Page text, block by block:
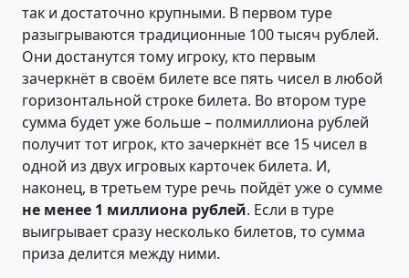
так и достаточно крупными. В первом туре
разыгрываются традиционные 100 тысяч рублей.
Они достанутся тому игроку, кто первым
зачеркнёт в своём билете все пять чисел в любой
горизонтальной строке билета. Во втором туре
сумма будет уже больше – полмиллиона рублей
получит тот игрок, кто зачеркнёт все 15 чисел в
одной из двух игровых карточек билета. И,
наконец, в третьем туре речь пойдёт уже о сумме
не менее 1 миллиона рублей. Если в туре
выигрывает сразу несколько билетов, то сумма
приза делится между ними.